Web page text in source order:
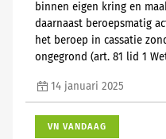
binnen eigen kring en
daarnaast beroepsmatig
het beroep in cassatie
ongegrond (art. 81 lid 1
14 januari 2025
VN VANDAAG